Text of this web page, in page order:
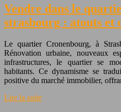
Vendre dans le
strasbourg : atouts et
Le quartier Cronenbourg, à
Rénovation urbaine, nouveaux
infrastructures, le quartier se
habitants. Ce dynamisme se
positive du marché immobilier,
Lire la suite